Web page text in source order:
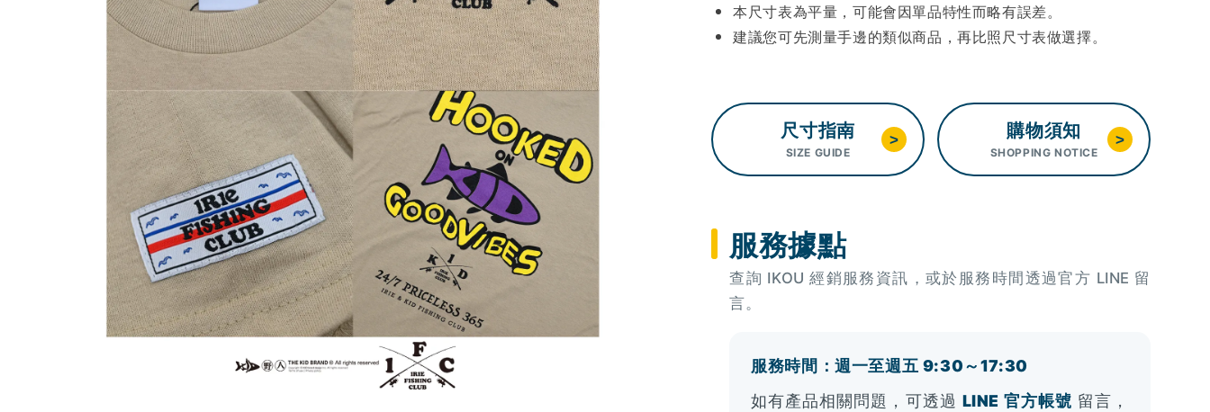
本尺寸表為平量，可能會因單品特性而略有誤差。
建議您可先測量手邊的類似商品，再比照尺寸表做選擇。
尺寸指南
SIZE GUIDE
> 購物須知
SHOPPING NOTICE
>
服務據點
查詢 IKOU 經銷服務資訊，或於服務時間透過官方 LINE 留
言。
服務時間：週一至週五 9:30～17:30
如有產品相關問題，可透過 LINE 官方帳號 留言，